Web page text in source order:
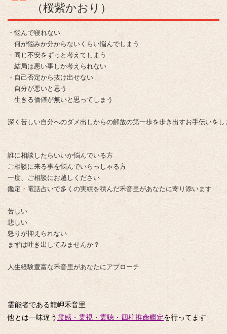
（桜紫かおり）
・悩んで寝れない
何が悩みか分からないくらい悩んでしまう
・同じ不安をずっと考えてしまう
結局は悪い事しか考えられない
・自己否定から抜け出せない
自分が悪いと思う
生きる価値が無いと思ってしまう
深く苦しい自分へのダメ出しからの解放の第一歩を歩き出すお手伝いをし
誰に相談したらいいか悩んでいる方
ご相談に来る事を悩んでいらっしゃる方
一度、ご相談にお越しください
鑑定・電話占いで多くの実績を積んだ禾音里があなたに寄り添います
苦しい
悲しい
怒りが抑えられない
まずは吐き出してみませんか？
人生経験豊富な禾音里があなたにアプローチ
霊能者である龍岬禾音里
他とは一味違う霊感・霊視・霊聴・四柱推命鑑定を行ってます